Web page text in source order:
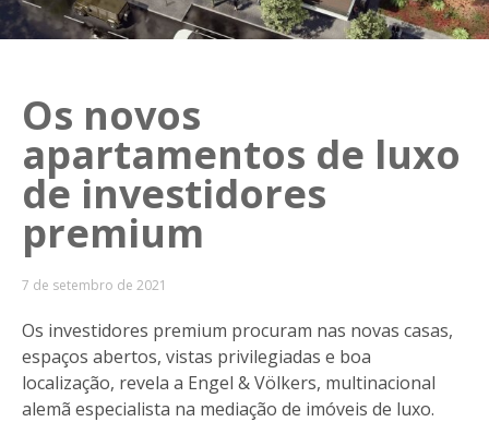
Os novos
apartamentos de luxo
de investidores
premium
7 de setembro de 2021
Os investidores premium procuram nas novas casas,
espaços abertos, vistas privilegiadas e boa
localização, revela a Engel & Völkers, multinacional
alemã especialista na mediação de imóveis de luxo.